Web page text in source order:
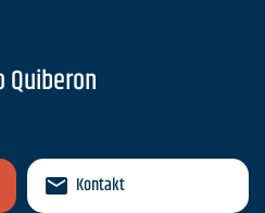
Kontakt